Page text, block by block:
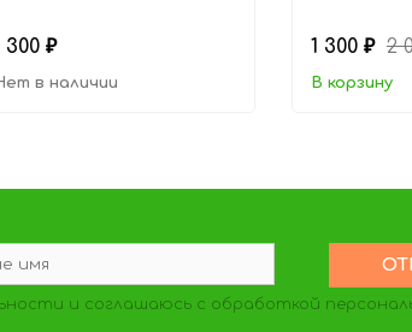
300 ₽
в наличии
1 300 ₽ 2
В корзину
и соглашаюсь с обработкой